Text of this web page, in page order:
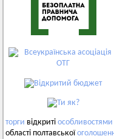
торги відкриті особливостями
області полтавської